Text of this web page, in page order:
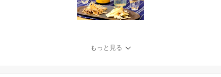
もっと見る